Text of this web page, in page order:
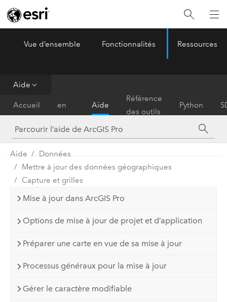
ArcGIS Pro
Vue d’ensemble Fonctionnalités Ressources
Aide
Accueil
en
main
Aide
Référence
des outils
Python
Aide
Données
Mettre à jour des données géographiques
Capture et grilles
Mise à jour dans ArcGIS Pro
Options de mise à jour de projet et d’application
Préparer une carte en vue de sa mise à jour
Processus généraux pour la mise à jour
Gérer le caractère modifiable